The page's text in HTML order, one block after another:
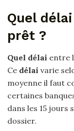
Quel
prêt ?
Quel délai entre
Ce délai varie
moyenne il faut
certaines
dans les 15 jours
dossier.